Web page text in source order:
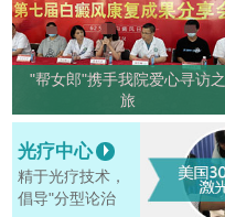
"帮女郎"携手我院爱心寻访之
旅
光疗中心
精于光疗技术，
倡导"分型论治